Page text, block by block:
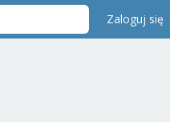
Zaloguj się